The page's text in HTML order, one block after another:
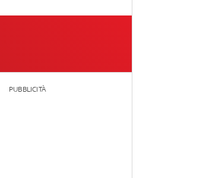
PUBBLICITÀ